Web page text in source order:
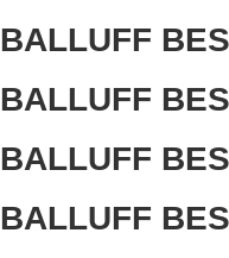
BALLUFF
BALLUFF
BALLUFF
BALLUFF